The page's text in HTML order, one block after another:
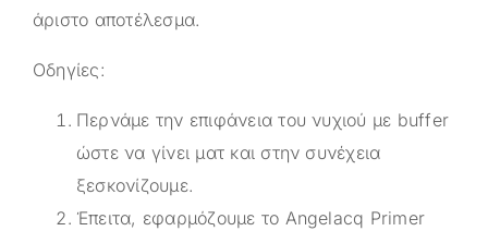
άριστο αποτέλεσμα.
Οδηγίες:
Περνάμε την επιφάνεια του νυχιού με buffer
ώστε να γίνει ματ και στην συνέχεια
ξεσκονίζουμε.
Έπειτα, εφαρμόζουμε το Angelacq Primer